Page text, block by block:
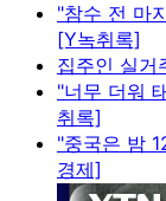
"참수 전 마
[Y녹취록]
집주인 실거
"너무 더워
취록]
"중국은 밤
경제]